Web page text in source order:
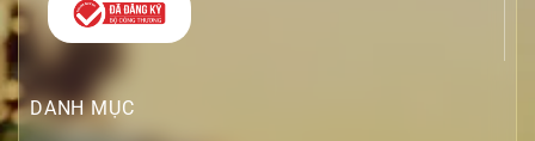
DANH MỤC